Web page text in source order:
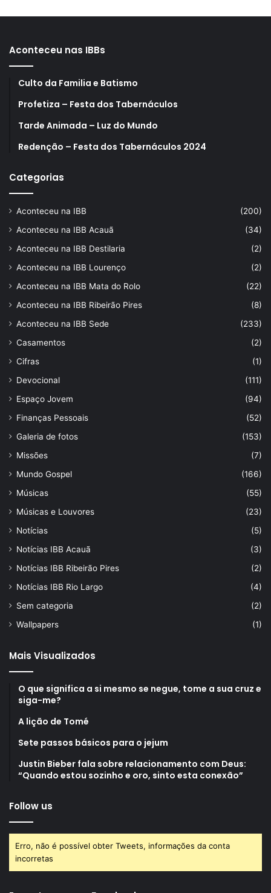
Aconteceu nas IBBs
Culto da Familia e Batismo
Profetiza – Festa dos Tabernáculos
Tarde Animada – Luz do Mundo
Redenção – Festa dos Tabernáculos 2024
Categorias
Aconteceu na IBB
(200)
Aconteceu na IBB Acauã
(34)
Aconteceu na IBB Destilaria
(2)
Aconteceu na IBB Lourenço
(2)
Aconteceu na IBB Mata do Rolo
(22)
Aconteceu na IBB Ribeirão Pires
(8)
Aconteceu na IBB Sede
(233)
Casamentos
(2)
Cifras
(1)
Devocional
(111)
Espaço Jovem
(94)
Finanças Pessoais
(52)
Galeria de fotos
(153)
Missões
(7)
Mundo Gospel
(166)
Músicas
(55)
Músicas e Louvores
(23)
Notícias
(5)
Notícias IBB Acauã
(3)
Notícias IBB Ribeirão Pires
(2)
Notícias IBB Rio Largo
(4)
Sem categoria
(2)
Wallpapers
(1)
Mais Visualizados
O que significa a si mesmo se negue, tome a sua cruz e
siga-me?
A lição de Tomé
Sete passos básicos para o jejum
Justin Bieber fala sobre relacionamento com Deus:
“Quando estou sozinho e oro, sinto esta conexão”
Follow us
Erro, não é possível obter Tweets, informações da conta
incorretas